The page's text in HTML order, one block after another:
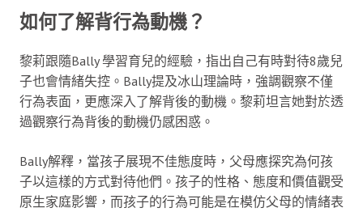
如何了解背行為動機？
黎莉跟隨Bally 學習育兒的經驗，指出自己有時對待8歲兒
子也會情緒失控。Bally提及冰山理論時，強調觀察不僅
行為表面，更應深入了解背後的動機。黎莉坦言她對於透
過觀察行為背後的動機仍感困惑。
Bally解釋，當孩子展現不佳態度時，父母應探究為何孩
子以這樣的方式對待他們。孩子的性格、態度和價值觀受
原生家庭影響，而孩子的行為可能是在模仿父母的情緒表